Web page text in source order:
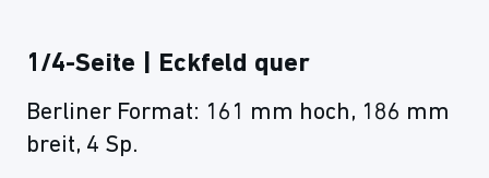
1/4-Seite | Eckfeld quer
Berliner Format: 161 mm hoch, 186 mm
breit, 4 Sp.